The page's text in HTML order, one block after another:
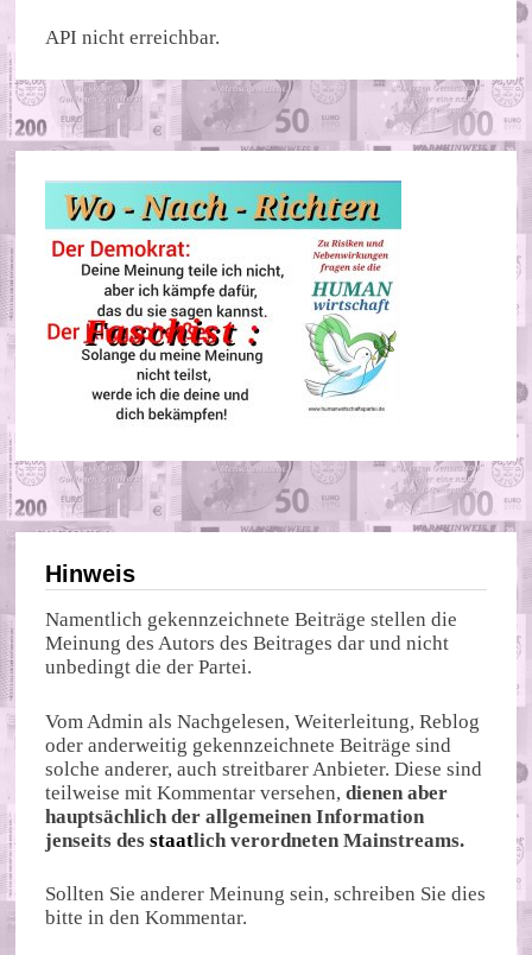
API nicht erreichbar.
Hinweis
Namentlich gekennzeichnete Beiträge stellen die
Meinung des Autors des Beitrages dar und nicht
unbedingt die der Partei.
Vom Admin als Nachgelesen, Weiterleitung, Reblog
oder anderweitig gekennzeichnete Beiträge sind
solche anderer, auch streitbarer Anbieter. Diese sind
teilweise mit Kommentar versehen,dienen aber
hauptsächlich der allgemeinen Information
jenseits desstaatlich verordneten Mainstreams.
Sollten Sie anderer Meinung sein, schreiben Sie dies
bitte in den Kommentar.